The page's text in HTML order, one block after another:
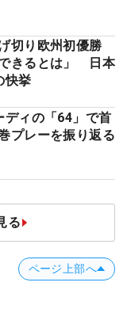
切り欧州初優勝
できるとは」 日本
快挙
ディの「64」で首
プレーを振り返る
る
ページ上部へ